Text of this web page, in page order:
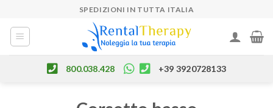
content
SPEDIZIONI IN TUTTA ITALIA
800.038.428 +39 3920728133